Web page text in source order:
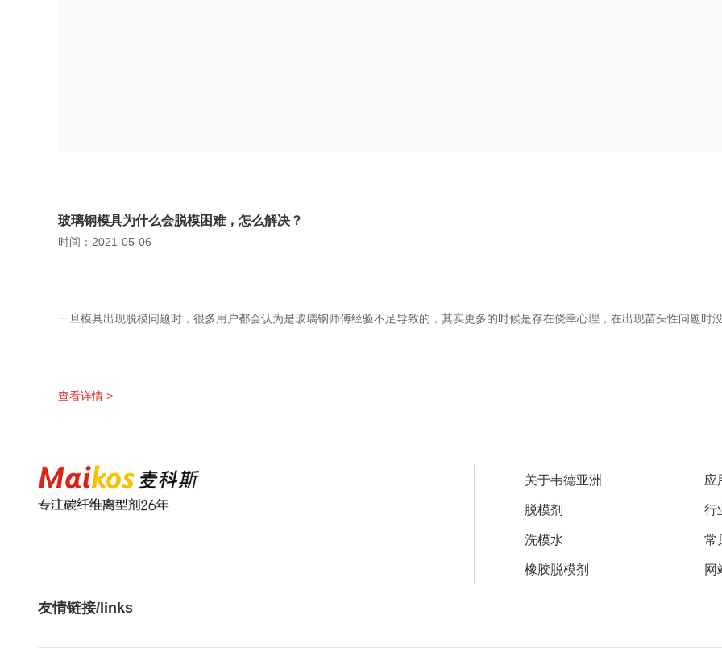
玻璃钢模具为什么会脱模困难，怎么解决？
时间：2021-05-06
一旦模具出现脱模问题时，很多用户都会认为是玻璃钢师傅经验不足导致的，其实更多的时候是存在侥幸心理，在出现苗头性问题时
查看详情 >
关于韦德亚洲
脱模剂
洗模水
橡胶脱模剂
应
行
常
网
友情链接/links